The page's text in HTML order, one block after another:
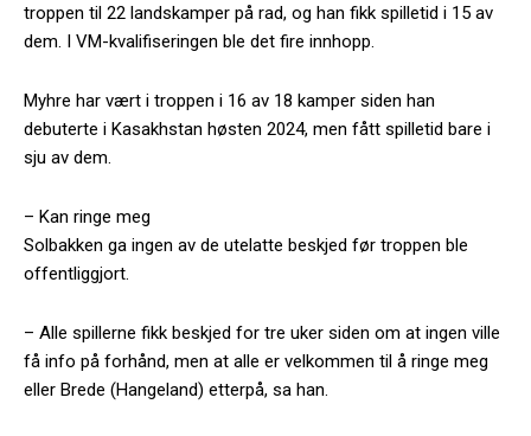
troppen til 22 landskamper på rad, og han fikk spilletid i 15 av
dem. I VM-kvalifiseringen ble det fire innhopp.
Myhre har vært i troppen i 16 av 18 kamper siden han
debuterte i Kasakhstan høsten 2024, men fått spilletid bare i
sju av dem.
– Kan ringe meg
Solbakken ga ingen av de utelatte beskjed før troppen ble
offentliggjort.
– Alle spillerne fikk beskjed for tre uker siden om at ingen ville
få info på forhånd, men at alle er velkommen til å ringe meg
eller Brede (Hangeland) etterpå, sa han.